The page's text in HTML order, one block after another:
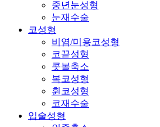
중년눈성형
눈재수술
코성형
비염/미용코성형
코끝성형
콧볼축소
복코성형
휜코성형
코재수술
입술성형